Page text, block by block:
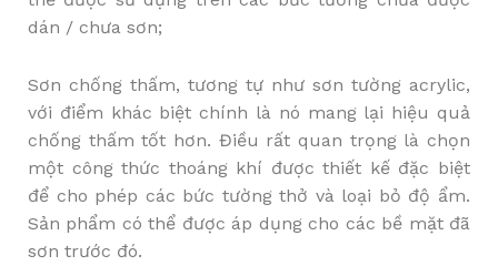
dán / chưa sơn;
Sơn chống thấm, tương tự như sơn tường acrylic,
với điểm khác biệt chính là nó mang lại hiệu quả
chống thấm tốt hơn. Điều rất quan trọng là chọn
một công thức thoáng khí được thiết kế đặc biệt
để cho phép các bức tường thở và loại bỏ độ ẩm.
Sản phẩm có thể được áp dụng cho các bề mặt đã
sơn trước đó.